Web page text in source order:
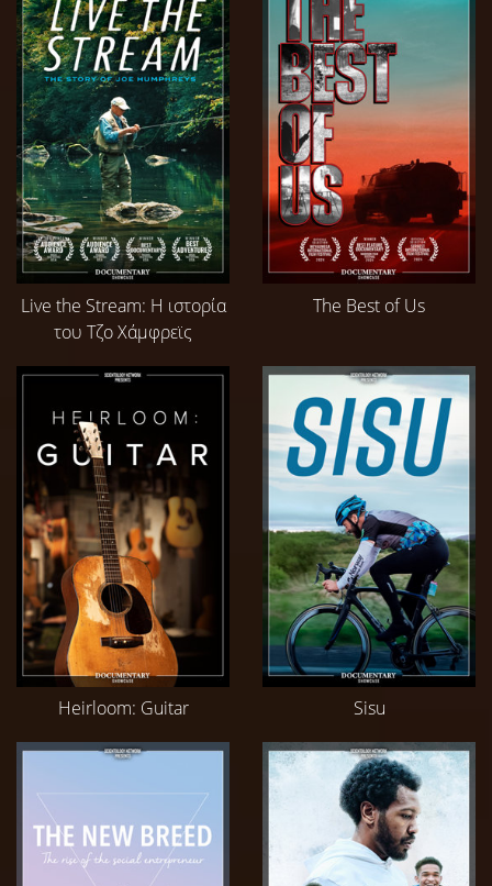
Live the Stream: Η ιστορία
του Τζο Χάμφρεϊς
The Best of Us
Heirloom: Guitar Sisu